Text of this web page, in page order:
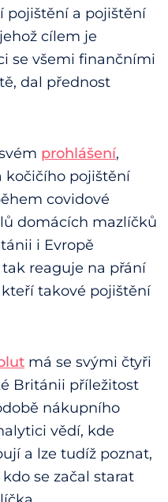
pojištění a pojištění
cílem je
se všemi finančními
dal přednost
prohlášení,
kočičího pojištění
covidové
domácích mazlíčků
i Evropě
reaguje na přání
takové pojištění
má se svými čtyři
Británii příležitost
nákupního
vědí, kde
a lze tudíž poznat,
se začal starat